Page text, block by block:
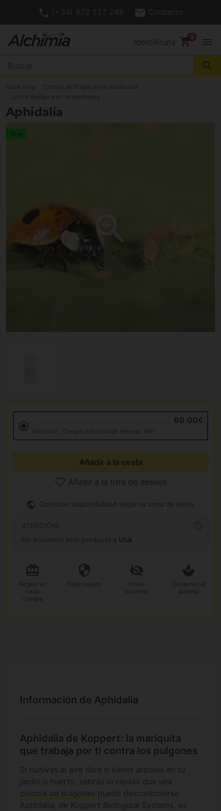
(+34) 972 527 248 Contacto
Identifícate shopping_cart menu
search
Grow shop
Control de Plagas en la marihuana
Lucha biológica en la marihuana
Aphidalia
New
60.00€
Atención! Tiempo adicional de entrega: 48h
Añadir a la cesta
Añadir a la lista de deseos
Consultar disponibilidad según la zona de envío.
ATENCIÓN!
No enviamos este producto a Usa
Regalo en
cada
compra
Pago seguro
Envío
discreto
Cuidemos el
planeta
Información de Aphidalia
Aphidalia de Koppert: la mariquita
que trabaja por ti contra los pulgones
Si cultivas al aire libre o tienes árboles en tu
jardín o huerto, sabrás lo rápido que una
colonia de pulgones puede descontrolarse.
Aphidalia, de Koppert Biological Systems, es